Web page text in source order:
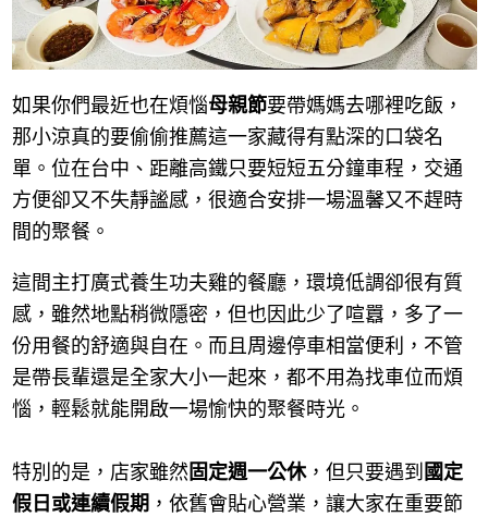
如果你們最近也在煩惱母親節要帶媽媽去哪裡吃飯，
那小涼真的要偷偷推薦這一家藏得有點深的口袋名
單。位在台中、距離高鐵只要短短五分鐘車程，交通
方便卻又不失靜謐感，很適合安排一場溫馨又不趕時
間的聚餐。
這間主打廣式養生功夫雞的餐廳，環境低調卻很有質
感，雖然地點稍微隱密，但也因此少了喧囂，多了一
份用餐的舒適與自在。而且周邊停車相當便利，不管
是帶長輩還是全家大小一起來，都不用為找車位而煩
惱，輕鬆就能開啟一場愉快的聚餐時光。
特別的是，店家雖然固定週一公休，但只要遇到 國定
假日或連續假期 ，依舊會貼心營業，讓大家在重要節